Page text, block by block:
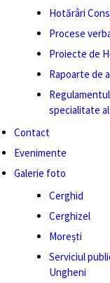
Hotărâri
Procese
Proiecte de
Rapoarte de
specialitate
Contact
Evenimente
Galerie foto
Cerghid
Cerghizel
Morești
Serviciul
Ungheni